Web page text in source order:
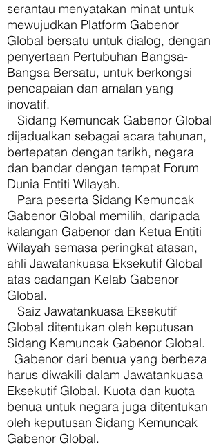
serantau menyatakan minat untuk
mewujudkan Platform Gabenor
Global bersatu untuk dialog, dengan
penyertaan Pertubuhan Bangsa-
Bangsa Bersatu, untuk berkongsi
pencapaian dan amalan yang
inovatif.
Sidang Kemuncak Gabenor Global
dijadualkan sebagai acara tahunan,
bertepatan dengan tarikh, negara
dan bandar dengan tempat Forum
Dunia Entiti Wilayah.
Para peserta Sidang Kemuncak
Gabenor Global memilih, daripada
kalangan Gabenor dan Ketua Entiti
Wilayah semasa peringkat atasan,
ahli Jawatankuasa Eksekutif Global
atas cadangan Kelab Gabenor
Global.
Saiz Jawatankuasa Eksekutif
Global ditentukan oleh keputusan
Sidang Kemuncak Gabenor Global.
Gabenor dari benua yang berbeza
harus diwakili dalam Jawatankuasa
Eksekutif Global. Kuota dan kuota
benua untuk negara juga ditentukan
oleh keputusan Sidang Kemuncak
Gabenor Global.